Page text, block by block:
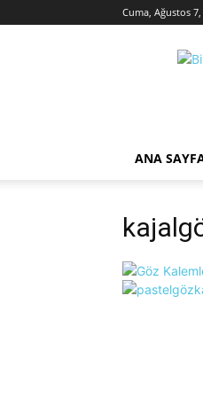
Cuma, Ağustos 7,
ANA